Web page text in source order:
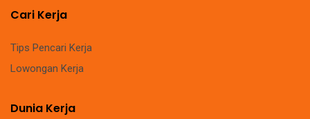
Cari Kerja
Tips Pencari Kerja
Lowongan Kerja
Dunia Kerja